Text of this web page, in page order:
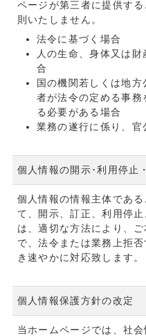
ページが第三者に提供す
則いたしません。
法令に基づく場合
人の生命、身体又は
合
国の機関若しくは地
者が法令の定める事
る必要がある場合
業務の遂行に係り、官
個人情報の開示･利用停止
個人情報の情報主体であ
て、開示、訂正、利用停
は、適切な方法により、
で、法令または業務上拒
き速やかに対応致します。
個人情報保護方針の改定
当ホームページでは、社